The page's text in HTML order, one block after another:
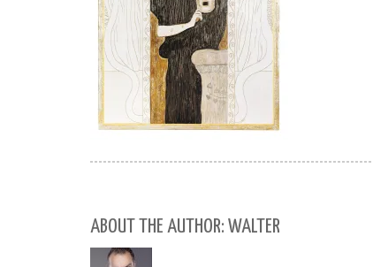
ABOUT THE AUTHOR: WALTER